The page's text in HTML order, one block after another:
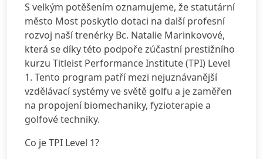
S velkým potěšením oznamujeme, že statutární
město Most poskytlo dotaci na další profesní
rozvoj naší trenérky Bc. Natalie Marinkovové,
která se díky této podpoře zúčastní prestižního
kurzu Titleist Performance Institute (TPI) Level
1. Tento program patří mezi nejuznávanější
vzdělávací systémy ve světě golfu a je zaměřen
na propojení biomechaniky, fyzioterapie a
golfové techniky.
Co je TPI Level 1?